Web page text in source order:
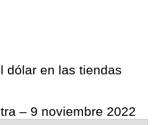
dólar en las tiendas
– 9 noviembre 2022